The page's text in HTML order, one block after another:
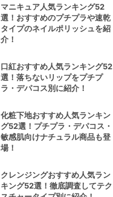
マニキュア人気ランキング52
選！おすすめのプチプラや速乾
タイプのネイルポリッシュを紹
介！
口紅おすすめ人気ランキング52
選！落ちないリップをプチプ
ラ・デパコス別に紹介！
化粧下地おすすめ人気ランキン
グ52選！プチプラ・デパコス・
敏感肌向けナチュラル商品も登
場！
クレンジングおすすめ人気ラン
キング52選！徹底調査してテク